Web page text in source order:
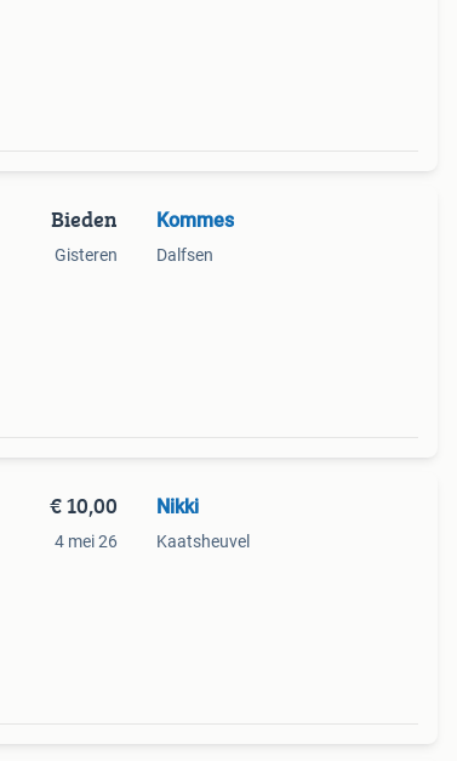
Bieden
Gisteren
Kommes
Dalfsen
€ 10,00
4 mei 26
Nikki
Kaatsheuvel